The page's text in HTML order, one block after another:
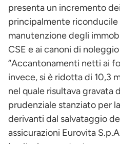
presenta un incremento
principalmente riconducile
manutenzione degli
CSE e ai canoni di
“Accantonamenti netti ai
invece, si è ridotta di 10,3
nel quale risultava gravata
prudenziale stanziato per
derivanti dal salvataggio
assicurazioni Eurovita